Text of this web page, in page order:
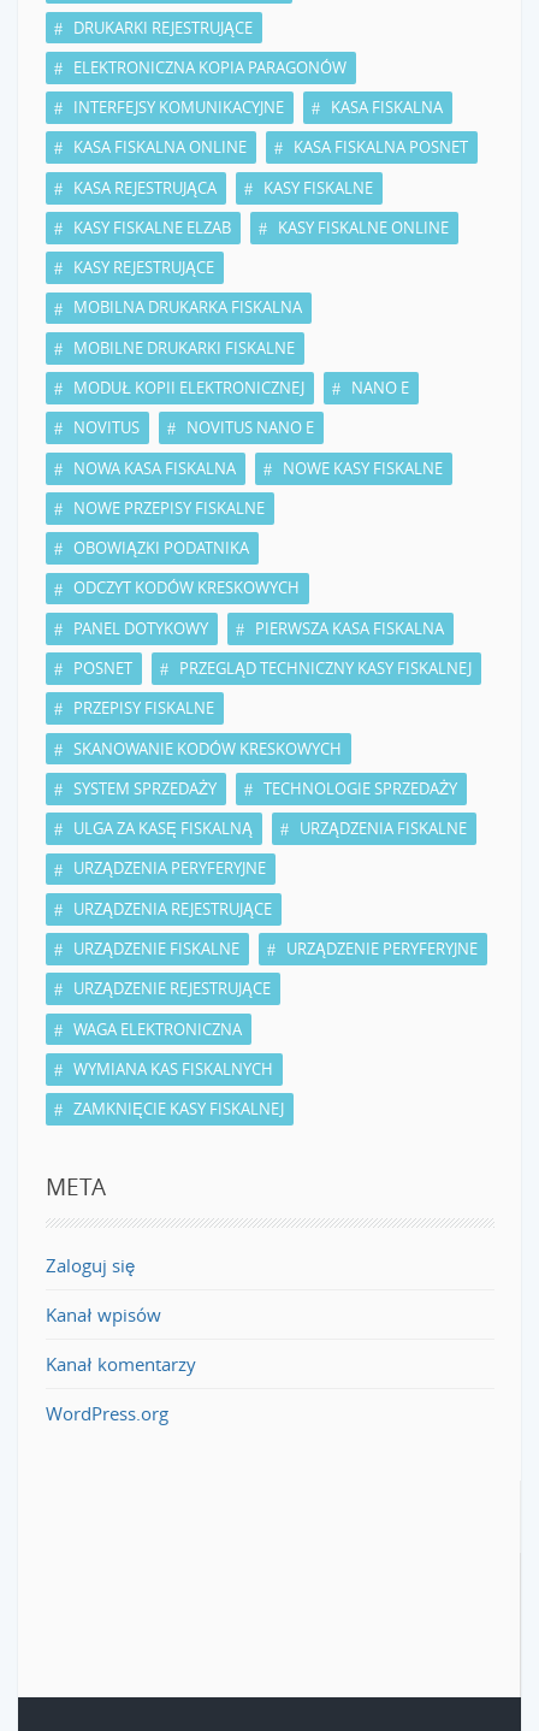
DRUKARKI REJESTRUJĄCE
ELEKTRONICZNA KOPIA PARAGONÓW
INTERFEJSY KOMUNIKACYJNE
KASA FISKALNA
KASA FISKALNA ONLINE
KASA FISKALNA POSNET
KASA REJESTRUJĄCA
KASY FISKALNE
KASY FISKALNE ELZAB
KASY FISKALNE ONLINE
KASY REJESTRUJĄCE
MOBILNA DRUKARKA FISKALNA
MOBILNE DRUKARKI FISKALNE
MODUŁ KOPII ELEKTRONICZNEJ
NANO E
NOVITUS
NOVITUS NANO E
NOWA KASA FISKALNA
NOWE KASY FISKALNE
NOWE PRZEPISY FISKALNE
OBOWIĄZKI PODATNIKA
ODCZYT KODÓW KRESKOWYCH
PANEL DOTYKOWY
PIERWSZA KASA FISKALNA
POSNET
PRZEGLĄD TECHNICZNY KASY FISKALNEJ
PRZEPISY FISKALNE
SKANOWANIE KODÓW KRESKOWYCH
SYSTEM SPRZEDAŻY
TECHNOLOGIE SPRZEDAŻY
ULGA ZA KASĘ FISKALNĄ
URZĄDZENIA FISKALNE
URZĄDZENIA PERYFERYJNE
URZĄDZENIA REJESTRUJĄCE
URZĄDZENIE FISKALNE
URZĄDZENIE PERYFERYJNE
URZĄDZENIE REJESTRUJĄCE
WAGA ELEKTRONICZNA
WYMIANA KAS FISKALNYCH
ZAMKNIĘCIE KASY FISKALNEJ
META
Zaloguj się
Kanał wpisów
Kanał komentarzy
WordPress.org